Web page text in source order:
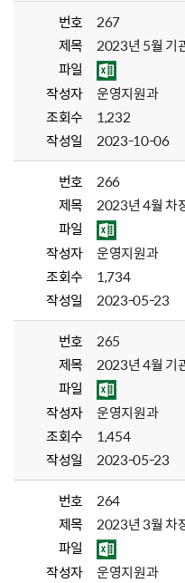
번호
267
제목
2023년 5월 기
파일
작성자
운영지원과
조회수
1,232
작성일
2023-10-06
번호
266
제목
2023년 4월 차
파일
작성자
운영지원과
조회수
1,734
작성일
2023-05-23
번호
265
제목
2023년 4월 기
파일
작성자
운영지원과
조회수
1,454
작성일
2023-05-23
번호
264
제목
2023년 3월 차
파일
작성자
운영지원과